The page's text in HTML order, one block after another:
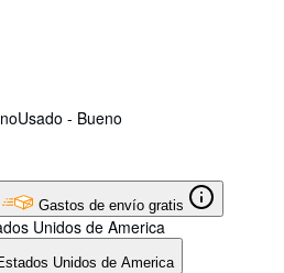
Usado - Bueno
Gastos de envío gratis
Unidos de America
Unidos de America